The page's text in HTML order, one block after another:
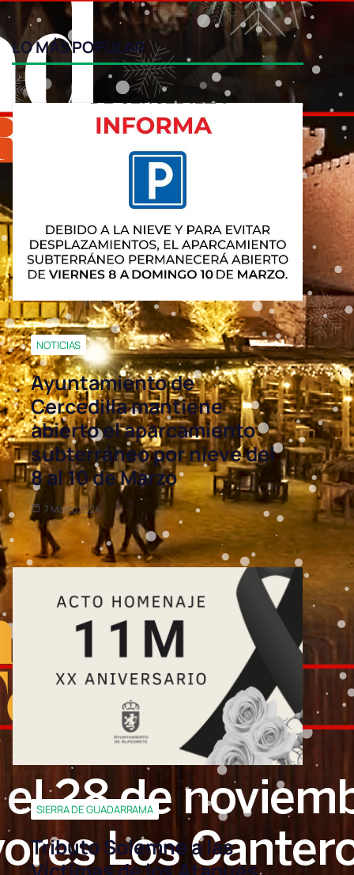
LO MÁS POPULAR
NOTICIAS
Ayuntamiento de
Cercedilla mantiene
abierto el aparcamiento
subterráneo por nieve del
8 al 10 de Marzo
7 Marzo 2024
SIERRA DE GUADARRAMA
Tributo Solemne a las